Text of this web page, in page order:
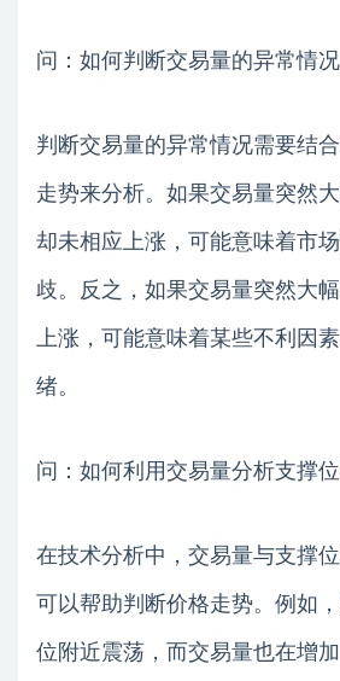
问：如何判断交易量的异常情况
判断交易量的异常情况需要结
走势来分析。如果交易量突然
却未相应上涨，可能意味着市
歧。反之，如果交易量突然大
上涨，可能意味着某些不利因
绪。
问：如何利用交易量分析支撑
在技术分析中，交易量与支撑
可以帮助判断价格走势。例如
位附近震荡，而交易量也在增